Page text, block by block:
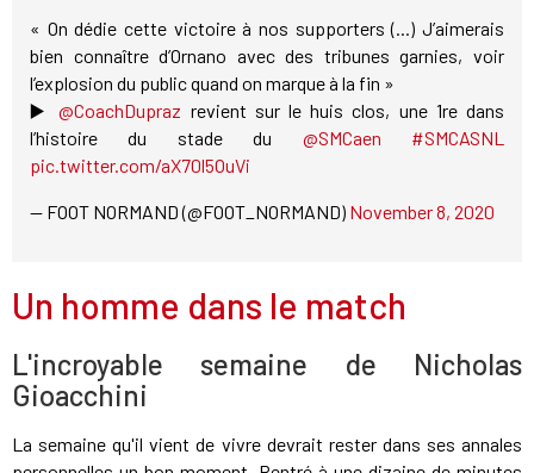
« On dédie cette victoire à nos supporters (...) J’aimerais
bien connaître d’Ornano avec des tribunes garnies, voir
l’explosion du public quand on marque à la fin »
▶️ ⁦@CoachDupraz ⁩ revient sur le huis clos, une 1re dans
l’histoire du stade du ⁦ @SMCaen
#SMCASNL
pic.twitter.com/aX70l5OuVi
— FOOT NORMAND (@FOOT_NORMAND) November 8, 2020
Un homme dans le match
L'incroyable semaine de Nicholas
Gioacchini
La semaine qu'il vient de vivre devrait rester dans ses annales